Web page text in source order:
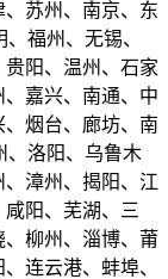
苏州、南京、东
福州、无锡、
阳、温州、石家
嘉兴、南通、中
烟台、廊坊、南
、洛阳、乌鲁木
漳州、揭阳、江
阳、芜湖、三
柳州、淄博、莆
连云港、蚌埠、